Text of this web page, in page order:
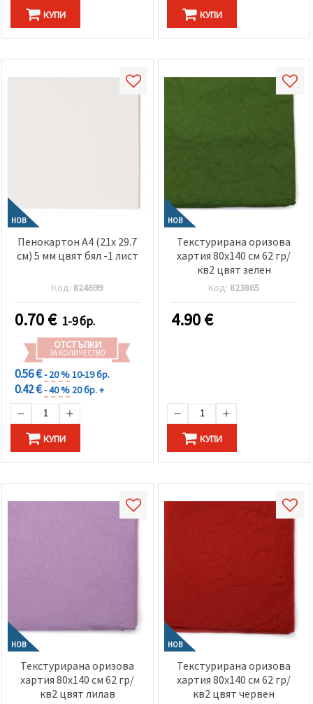
КУПИ КУПИ
НОВ
Пенокартон А4 (21x 29.7
см) 5 мм цвят бял -1 лист
Код: 824699
0.70€ 1-9 бр.
ОТСТЪПКИ
ЗА КОЛИЧЕСТВО
0.56 €- 20 %10-19 бр.
0.42 €- 40 % 20 бр. +
КУПИ
НОВ
Текстурирана оризова
хартия 80x140 см 62 гр/
кв2 цвят зелен
Код: 823865
4.90€
КУПИ
НОВ
Текстурирана оризова
хартия 80x140 см 62 гр/
кв2 цвят лилав
НОВ
Текстурирана оризова
хартия 80x140 см 62 гр/
кв2 цвят червен